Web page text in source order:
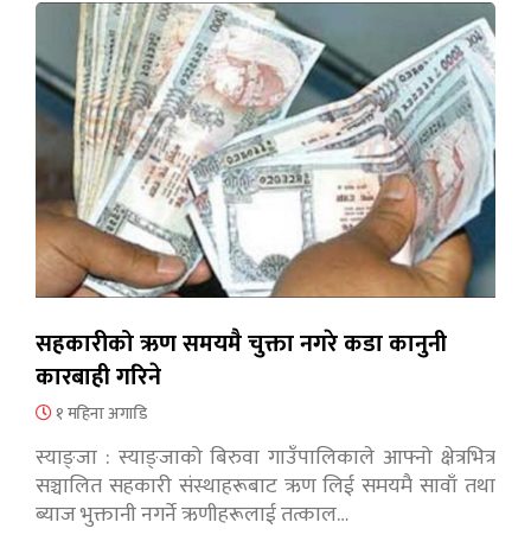
सहकारीको ऋण समयमै चुक्ता नगरे कडा कानुनी
कारबाही गरिने
१ महिना अगाडि
स्याङ्जा : स्याङ्जाको बिरुवा गाउँपालिकाले आफ्नो क्षेत्रभित्र
सञ्चालित सहकारी संस्थाहरूबाट ऋण लिई समयमै सावाँ तथा
ब्याज भुक्तानी नगर्ने ऋणीहरूलाई तत्काल…